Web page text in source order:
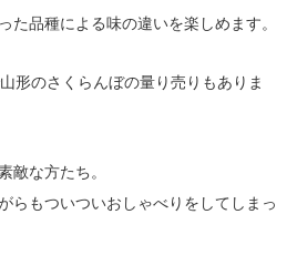
た品種による味の違いを楽しめます。
形のさくらんぼの量り売りもありま
敵な方たち。
らもついついおしゃべりをしてしまっ